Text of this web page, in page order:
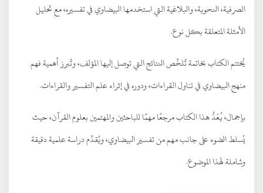
الصرفية، النحوية، والبلاغية التي استخدمها البيضاوي في تفسيره، مع تحليل
الأمثلة المتعلقة بكل نوع.
يُختتم الكتاب بخاتمة تُلخِّص النتائج التي توصل إليها المؤلف، وتُبرز أهمية فهم
منهج البيضاوي في تناول القراءات، ودوره في إثراء علم التفسير والقراءات.
بإجمال، يُعَدُّ هذا الكتاب مرجعًا مهمًا للباحثين والمهتمين بعلوم القرآن، حيث
يُسلط الضوء على جانب مهم من تفسير البيضاوي، ويُقدِّم دراسة علمية دقيقة
وشاملة لهذا الموضوع.